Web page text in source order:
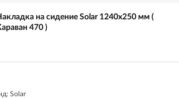
на сидение Solar 1240х250 мм (
470 )
Solar